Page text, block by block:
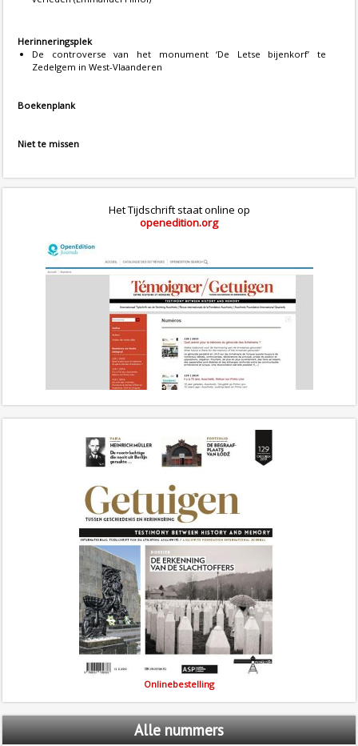
Herinneringsplek
De controverse van het monument ‘De Letse bijenkorf’ te
Zedelgem in West-Vlaanderen
Boekenplank
Niet te missen
Het Tijdschrift staat online op
openedition.org
Onlinebestelling
Allenummers